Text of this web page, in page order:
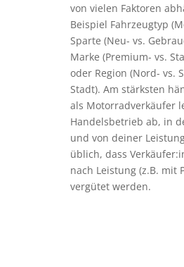
von vielen Faktoren
Beispiel Fahrzeugtyp
Sparte (Neu- vs.
Marke (Premium- vs.
oder Region (Nord- vs.
Stadt). Am stärksten
als Motorradverkäufer
Handelsbetrieb ab, in
und von deiner
üblich, dass
nach Leistung (z.B. mit
vergütet werden.